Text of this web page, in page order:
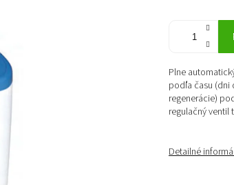
Plne
podľa času (dni
regenerácie)
regulačný ventil
Detailné